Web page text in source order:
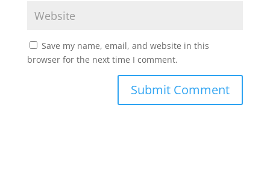
Save my name, email, and website in this
browser for the next time I comment.